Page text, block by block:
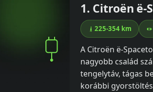
1. Citroën ë-
225-354 km
A Citroën ë-
nagyobb család
tengelytáv, tágas
korábbi